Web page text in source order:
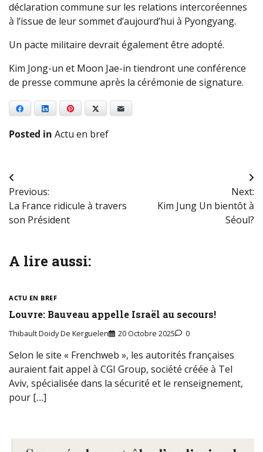
déclaration commune sur les relations intercoréennes
à l’issue de leur sommet d’aujourd’hui à Pyongyang.
Un pacte militaire devrait également être adopté.
Kim Jong-un et Moon Jae-in tiendront une conférence
de presse commune après la cérémonie de signature.
Facebook LinkedIn Pinterest
Posted in Actu en bref
Navigation
de
l’article
Previous:
La France ridicule à travers
son Président
Next:
Kim Jung Un bientôt à
Séoul?
A lire aussi:
ACTU EN BREF
Louvre: Bauveau appelle Israël au secours!
Thibault Doidy De Kerguelen 20 Octobre 2025 0
Selon le site « Frenchweb », les autorités françaises
auraient fait appel à CGI Group, société créée à Tel
Aviv, spécialisée dans la sécurité et le renseignement,
pour […]